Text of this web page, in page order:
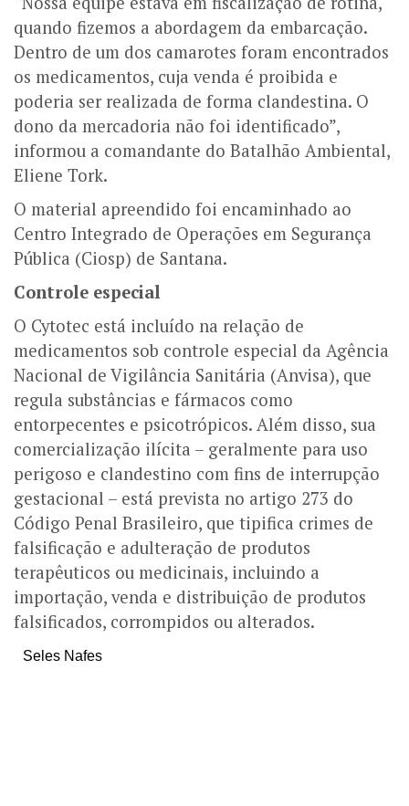
quando fizemos a abordagem da embarcação.
Dentro de um dos camarotes foram encontrados
os medicamentos, cuja venda é proibida e
poderia ser realizada de forma clandestina. O
dono da mercadoria não foi identificado”,
informou a comandante do Batalhão Ambiental,
Eliene Tork.
O material apreendido foi encaminhado ao
Centro Integrado de Operações em Segurança
Pública (Ciosp) de Santana.
Controle especial
O Cytotec está incluído na relação de
medicamentos sob controle especial da Agência
Nacional de Vigilância Sanitária (Anvisa), que
regula substâncias e fármacos como
entorpecentes e psicotrópicos. Além disso, sua
comercialização ilícita – geralmente para uso
perigoso e clandestino com fins de interrupção
gestacional – está prevista no artigo 273 do
Código Penal Brasileiro, que tipifica crimes de
falsificação e adulteração de produtos
terapêuticos ou medicinais, incluindo a
importação, venda e distribuição de produtos
falsificados, corrompidos ou alterados.
Seles Nafes